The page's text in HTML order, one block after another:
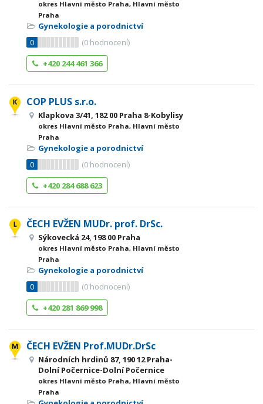
okres Hlavní město Praha, Hlavní město
Praha
Gynekologie a porodnictví
0
(0 hodnocení)
+420 244 461 366
COP PLUS s.r.o.
Klapkova 3/41, 182 00 Praha 8-Kobylisy
okres Hlavní město Praha, Hlavní město
Praha
Gynekologie a porodnictví
0
(0 hodnocení)
+420 284 688 623
ČECH EVŽEN MUDr. prof. DrSc.
Sýkovecká 24, 198 00 Praha
okres Hlavní město Praha, Hlavní město
Praha
Gynekologie a porodnictví
0
(0 hodnocení)
+420 281 869 998
ČECH EVŽEN Prof.MUDr.DrSc
Národních hrdinů 87, 190 12 Praha-
Dolní Počernice-Dolní Počernice
okres Hlavní město Praha, Hlavní město
Praha